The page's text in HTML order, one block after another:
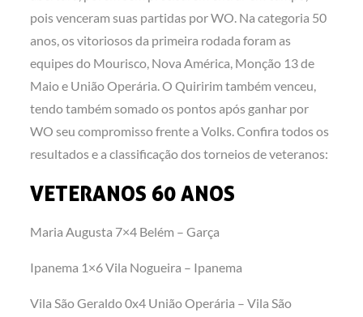
pois venceram suas partidas por WO. Na categoria 50
anos, os vitoriosos da primeira rodada foram as
equipes do Mourisco, Nova América, Monção 13 de
Maio e União Operária. O Quiririm também venceu,
tendo também somado os pontos após ganhar por
WO seu compromisso frente a Volks. Confira todos os
resultados e a classificação dos torneios de veteranos:
VETERANOS 60 ANOS
Maria Augusta 7×4 Belém – Garça
Ipanema 1×6 Vila Nogueira – Ipanema
Vila São Geraldo 0x4 União Operária – Vila São